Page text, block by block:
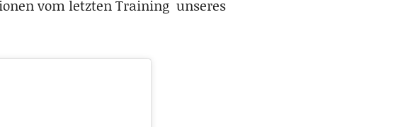
vom letzten Training unseres